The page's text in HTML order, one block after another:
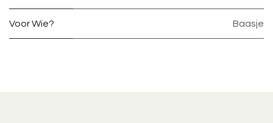
Voor Wie? Baasje